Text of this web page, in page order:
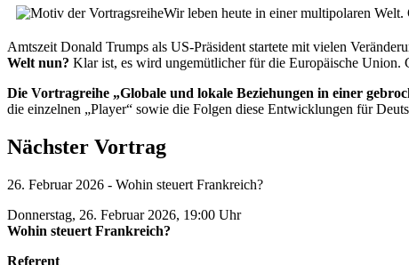
Wir leben heute in einer multipolaren
Amtszeit Donald Trumps als US-Präsident startete mit vielen
Welt nun? Klar ist, es wird ungemütlicher für die Europäische Union.
Die Vortragreihe „Globale und lokale Beziehungen in einer
die einzelnen „Player“ sowie die Folgen diese Entwicklungen für
Nächster Vortrag
26. Februar 2026 - Wohin steuert Frankreich?
Donnerstag, 26. Februar 2026, 19:00 Uhr
Wohin steuert Frankreich?
Referent